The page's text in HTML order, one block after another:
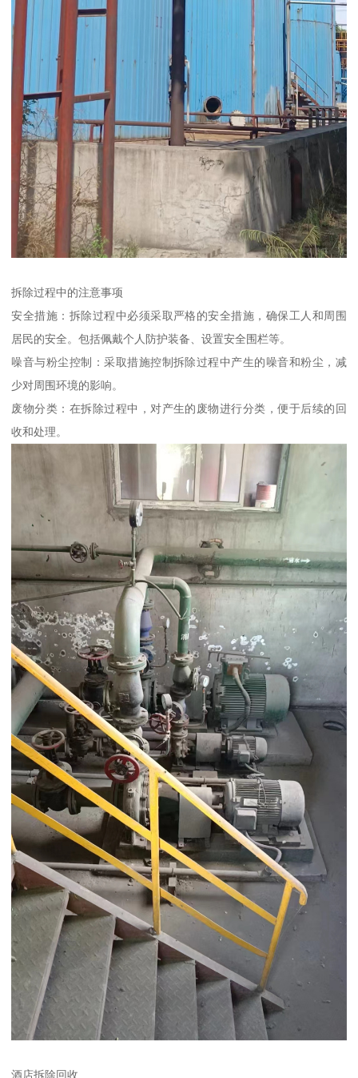
拆除过程中的注意事项
安全措施：拆除过程中必须采取严格的安全措施，确保工人和周围
居民的安全。包括佩戴个人防护装备、设置安全围栏等。
噪音与粉尘控制：采取措施控制拆除过程中产生的噪音和粉尘，减
少对周围环境的影响。
废物分类：在拆除过程中，对产生的废物进行分类，便于后续的回
收和处理。
酒店拆除回收